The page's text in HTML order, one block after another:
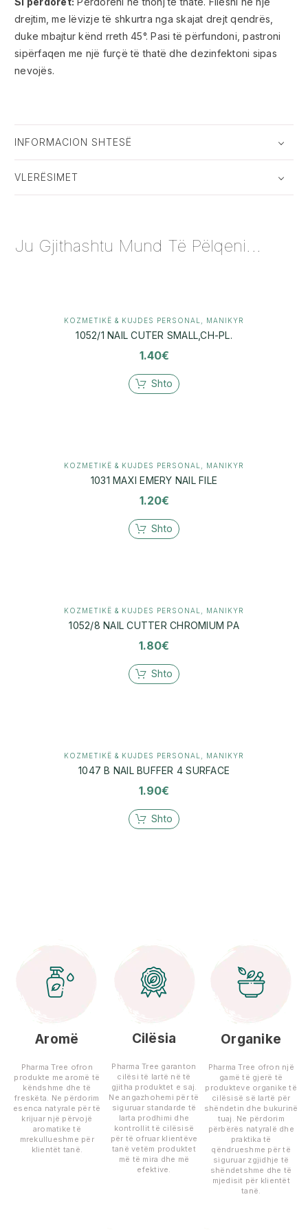
drejtim, me lëvizje të shkurtra nga skajat drejt qendrës,
duke mbajtur kënd rreth 45°. Pasi të përfundoni, pastroni
sipërfaqen me një furçë të thatë dhe dezinfektoni sipas
nevojës.
INFORMACION SHTESË
VLERËSIMET
Ju Gjithashtu Mund Të Pëlqeni...
KOZMETIKË & KUJDES PERSONAL MANIKYR
1052/1 NAIL CUTER SMALL,CH-PL.
1.40€
Shto
KOZMETIKË & KUJDES PERSONAL MANIKYR
1031 MAXI EMERY NAIL FILE
1.20€
Shto
KOZMETIKË & KUJDES PERSONAL MANIKYR
1052/8 NAIL CUTTER CHROMIUM PA
1.80€
Shto
KOZMETIKË & KUJDES PERSONAL MANIKYR
1047 B NAIL BUFFER 4 SURFACE
1.90€
Shto
Aromë
Pharma Tree ofron
produkte me aromë të
këndshme dhe të
freskëta. Ne përdorim
esenca natyrale për të
krijuar një përvojë
aromatike të
mrekullueshme për
klientët tanë.
Cilësia
Pharma Tree garanton
cilësi të lartë në të
gjitha produktet e saj.
Ne angazhohemi për të
siguruar standarde të
larta prodhimi dhe
kontrollit të cilësisë
për të ofruar klientëve
tanë vetëm produktet
më të mira dhe më
efektive.
Organike
Pharma Tree ofron një
gamë të gjerë të
produkteve organike të
cilësisë së lartë për
shëndetin dhe bukurinë
tuaj. Ne përdorim
përbërës natyralë dhe
praktika të
qëndrueshme për të
siguruar zgjidhje të
shëndetshme dhe të
mjedisit për klientët
tanë.